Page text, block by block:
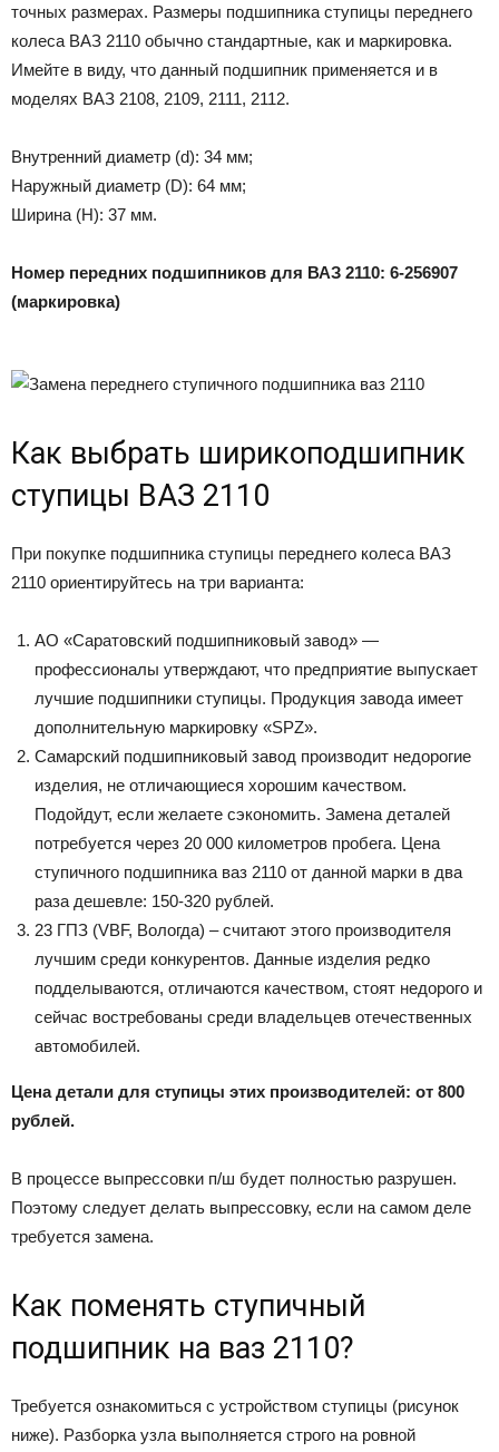
точных размерах. Размеры подшипника ступицы переднего
колеса ВАЗ 2110 обычно стандартные, как и маркировка.
Имейте в виду, что данный подшипник применяется и в
моделях ВАЗ 2108, 2109, 2111, 2112.
Внутренний диаметр (d): 34 мм;
Наружный диаметр (D): 64 мм;
Ширина (H): 37 мм.
Номер передних подшипников для ВАЗ 2110: 6-256907
(маркировка)
Как выбрать ширикоподшипник
ступицы ВАЗ 2110
При покупке подшипника ступицы переднего колеса ВАЗ
2110 ориентируйтесь на три варианта:
АО «Саратовский подшипниковый завод» —
профессионалы утверждают, что предприятие выпускает
лучшие подшипники ступицы. Продукция завода имеет
дополнительную маркировку «SPZ».
Самарский подшипниковый завод производит недорогие
изделия, не отличающиеся хорошим качеством.
Подойдут, если желаете сэкономить. Замена деталей
потребуется через 20 000 километров пробега. Цена
ступичного подшипника ваз 2110 от данной марки в два
раза дешевле: 150-320 рублей.
23 ГПЗ (VBF, Вологда) – считают этого производителя
лучшим среди конкурентов. Данные изделия редко
подделываются, отличаются качеством, стоят недорого и
сейчас востребованы среди владельцев отечественных
автомобилей.
Цена детали для ступицы этих производителей: от 800
рублей.
В процессе выпрессовки п/ш будет полностью разрушен.
Поэтому следует делать выпрессовку, если на самом деле
требуется замена.
Как поменять ступичный
подшипник на ваз 2110?
Требуется ознакомиться с устройством ступицы (рисунок
ниже). Разборка узла выполняется строго на ровной